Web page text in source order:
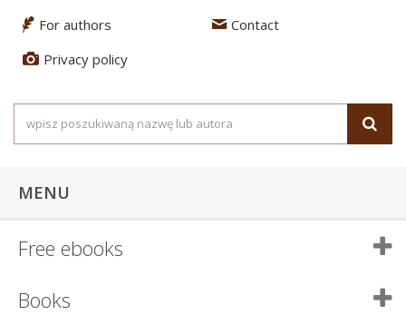
3 For authors 4 Contact
5 Privacy policy
MENU
Free ebooks
Books